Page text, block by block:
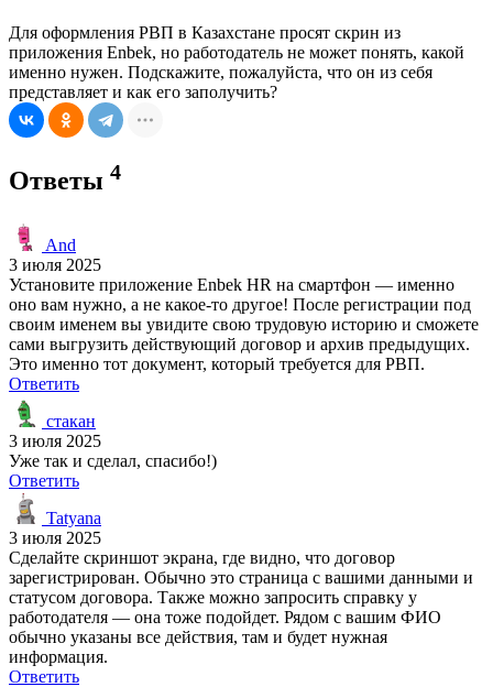
Для оформления РВП в Казахстане просят скрин из
приложения Enbek, но работодатель не может понять, какой
именно нужен. Подскажите, пожалуйста, что он из себя
представляет и как его заполучить?
Ответы 4
And
3 июля 2025
Установите приложение Enbek HR на смартфон — именно
оно вам нужно, а не какое-то другое! После регистрации под
своим именем вы увидите свою трудовую историю и сможете
сами выгрузить действующий договор и архив предыдущих.
Это именно тот документ, который требуется для РВП.
Ответить
стакан
3 июля 2025
Уже так и сделал, спасибо!)
Ответить
Tatyana
3 июля 2025
Сделайте скриншот экрана, где видно, что договор
зарегистрирован. Обычно это страница с вашими данными и
статусом договора. Также можно запросить справку у
работодателя — она тоже подойдет. Рядом с вашим ФИО
обычно указаны все действия, там и будет нужная
информация.
Ответить